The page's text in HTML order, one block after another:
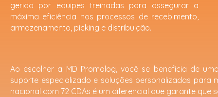
gerido por equipes treinadas para assegurar a
máxima eficiência nos processos de recebimento,
armazenamento, picking e distribuição.
Ao escolher a MD Promolog, você se beneficia de
suporte especializado e soluções personalizadas
nacional com 72 CDAs é um diferencial que garante